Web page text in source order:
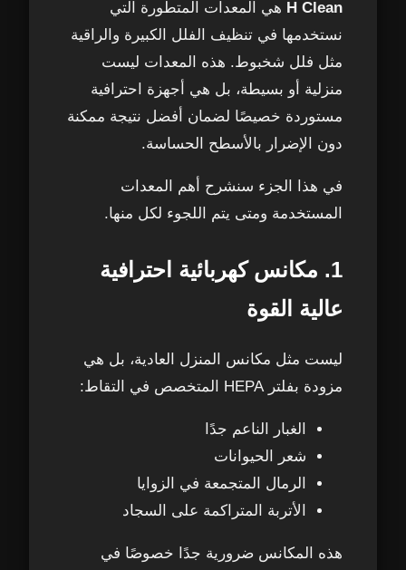
H Clean هي المعدات المتطورة التي
نستخدمها في تنظيف الفلل الكبيرة والراقية
مثل فلل شخبوط. هذه المعدات ليست
منزلية أو بسيطة، بل هي أجهزة احترافية
مستوردة خصيصًا لضمان أفضل نتيجة ممكنة
دون الإضرار بالأسطح الحساسة.
في هذا الجزء سنشرح أهم المعدات
المستخدمة ومتى يتم اللجوء لكل منها.
1. مكانس كهربائية احترافية
عالية القوة
ليست مثل مكانس المنزل العادية، بل هي
مزودة بفلتر HEPA المتخصص في التقاط:
الغبار الناعم جدًا
شعر الحيوانات
الرمال المتجمعة في الزوايا
الأتربة المتراكمة على السجاد
هذه المكانس ضرورية جدًا خصوصًا في